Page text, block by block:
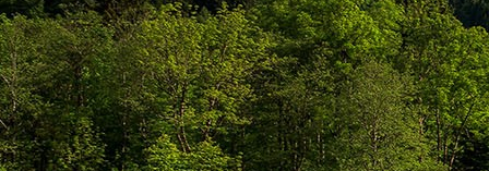
A szellem működését a kozmikus
Mely az érzéketlenségbe
Burkolta saját lényem,
Hogy olyan erőt adjon nekem,
Mely önmagától adódni képtelen:
Saját behatárolt Énem.
16. hét